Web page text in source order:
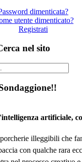
dimenticata?
utente dimenticato?
Registrati
nel sito
artificiale,
illeggibili che
con qualche rara